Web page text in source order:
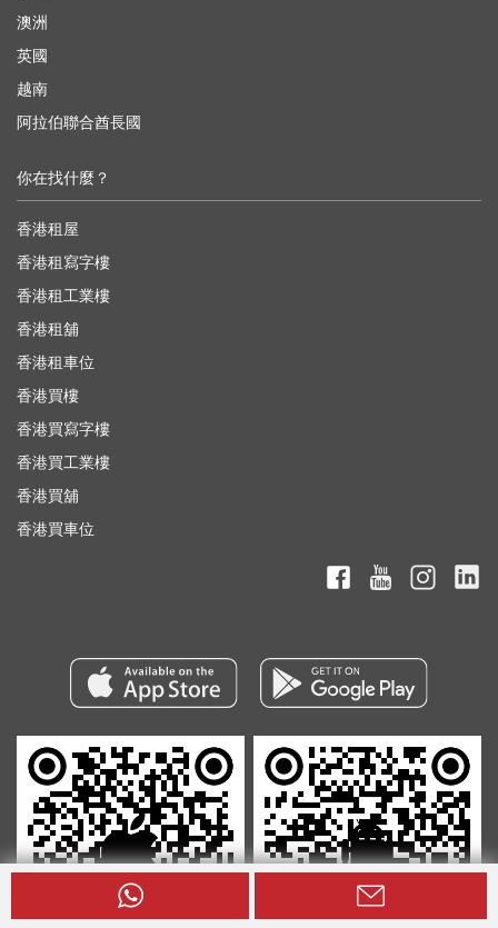
澳洲
英國
越南
阿拉伯聯合酋長國
你在找什麼？
香港租屋
香港租寫字樓
香港租工業樓
香港租舖
香港租車位
香港買樓
香港買寫字樓
香港買工業樓
香港買舖
香港買車位